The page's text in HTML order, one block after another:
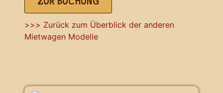
>>> Zurück zum Überblick der anderen
Mietwagen Modelle